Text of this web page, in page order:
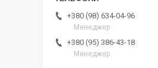
+380 (98) 634-04-96
Менеджер
+380 (95) 386-43-18
Менеджер